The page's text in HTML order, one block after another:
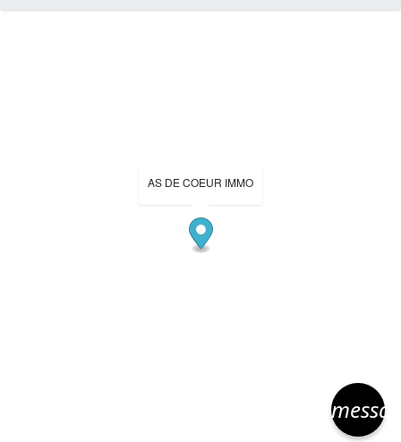
AS DE COEUR IMMO